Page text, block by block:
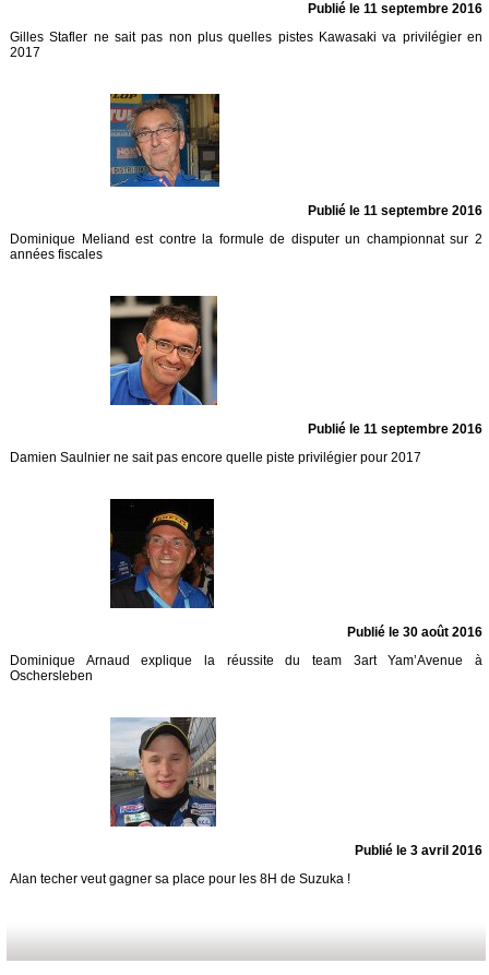
Publié le 11 septembre 2016
Gilles Stafler ne sait pas non plus quelles pistes Kawasaki va privilégier en
2017
Publié le 11 septembre 2016
Dominique Meliand est contre la formule de disputer un championnat sur 2
années fiscales
Publié le 11 septembre 2016
Damien Saulnier ne sait pas encore quelle piste privilégier pour 2017
Publié le 30 août 2016
Dominique Arnaud explique la réussite du team 3art Yam’Avenue à
Oschersleben
Publié le 3 avril 2016
Alan techer veut gagner sa place pour les 8H de Suzuka !